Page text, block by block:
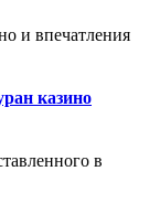
и впечатления
казино
в